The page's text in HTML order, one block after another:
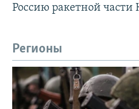
Россию ракетной
Регионы